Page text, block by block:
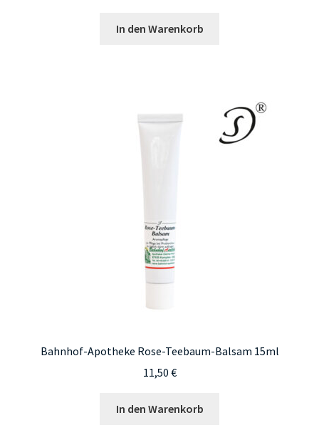
In den Warenkorb
Bahnhof-Apotheke Rose-Teebaum-Balsam 15ml
11,50 €
In den Warenkorb